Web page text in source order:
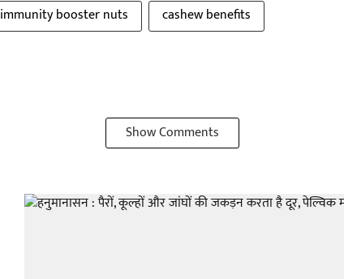
immunity booster nuts cashew benefits
Show Comments